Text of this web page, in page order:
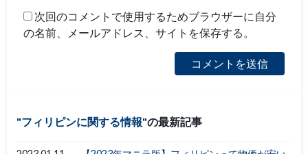
次回のコメントで使用するためブラウザーに自分
の名前、メールアドレス、サイトを保存する。
フィリピンに関する情報 の最新記事